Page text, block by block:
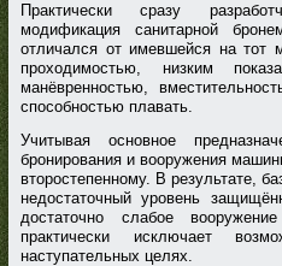
Практически сразу
модификация санитарной
отличался от имевшейся на тот
проходимостью, низким
манёвренностью,
способностью плавать.
Учитывая основное
бронирования и вооружения
второстепенному. В результате,
недостаточный уровень
достаточно слабое
практически исключает
наступательных целях.